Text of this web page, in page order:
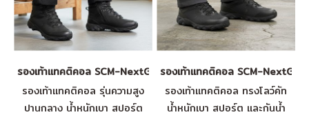
รองเท้าแทคติคอล SCM-NextGen-Tactical-Mid
รองเท้าแทคติคอล รุ่นความสูง
ปานกลาง น้ำหนักเบา สปอร์ต
รองเท้าแทคติคอล SCM-
รองเท้าแทคติคอล ทรงโลว์คัท
น้ำหนักเบา สปอร์ต และกันน้ำ